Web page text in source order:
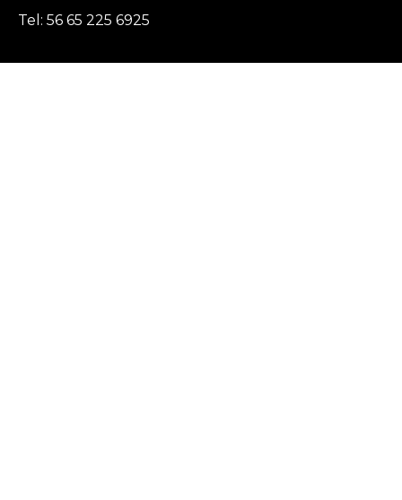
Tel: 56 65 225 6925